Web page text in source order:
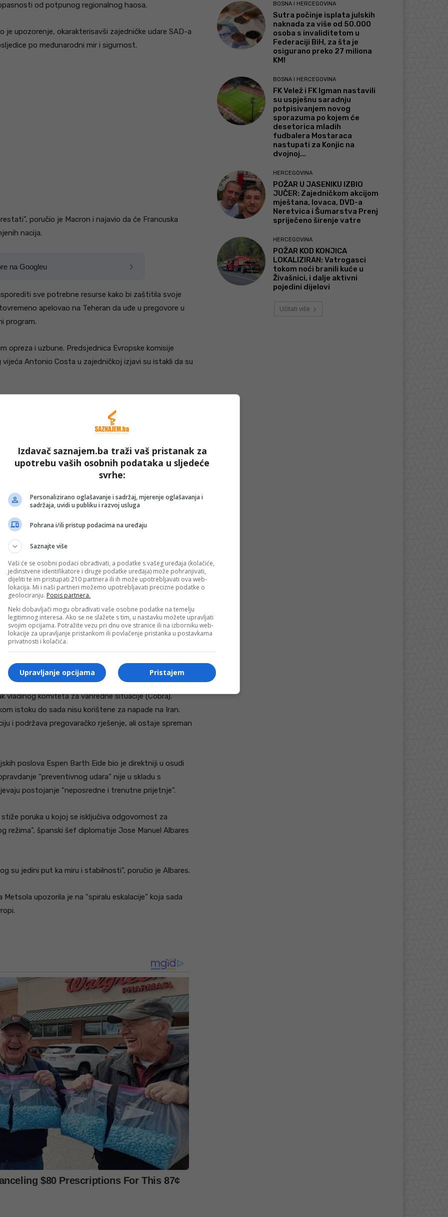
od potpunog regionalnog haosa.
je upozorenje, okarakterisavši zajedničke udare SAD-a
po međunarodni mir i sigurnost.
poručio je Macron i najavio da će Francuska
nacija.
na Googleu
sve potrebne resurse kako bi zaštitila svoje
apelovao na Teheran da uđe u pregovore u
program.
opreza i uzbune. Predsjednica Evropske komisije
Antonio Costa u zajedničkoj izjavi su istakli da su
da je od kritične važnosti osigurati nuklearnu
o neširenju oružja.
je nešto oštriji ton prema Teheranu. Iako je situaciju
je da je iranski režim “ubio hiljade ljudi” te da
ozbiljnu prijetnju globalnoj sigurnosti. Kallas je
Crvenom moru u stanju visoke pripravnosti.
saveznici Washingtona, zvanična Velika Britanija nije
vladinog komiteta za vanredne situacije (Cobra).
istoku do sada nisu korištene za napade na Iran.
i podržava pregovaračko rješenje, ali ostaje spreman
poslova Espen Barth Eide bio je direktniji u osudi
“preventivnog udara” nije u skladu s
postojanje “neposredne i trenutne prijetnje”.
poruka u kojoj se isključiva odgovornost za
režima”, španski šef diplomatije Jose Manuel Albares
su jedini put ka miru i stabilnosti”, poručio je Albares.
upozorila je na “spiralu eskalacije” koja sada
BOSNA I HERCEGOVINA
Sutra počinje isplata julskih
naknada za više od 50.000
osoba s invaliditetom u
Federaciji BiH, za šta je
osigurano preko 27 miliona
KM!
BOSNA I HERCEGOVINA
FK Velež i FK Igman nastavili
su uspješnu saradnju
potpisivanjem novog
sporazuma po kojem će
desetorica mladih
fudbalera Mostaraca
nastupati za Konjic na
dvojnoj...
HERCEGOVINA
POŽAR U JASENIKU IZBIO
JUČER: Zajedničkom akcijom
mještana, lovaca, DVD-a
Neretvica i Šumarstva Prenj
spriječeno širenje vatre
HERCEGOVINA
POŽAR KOD KONJICA
LOKALIZIRAN: Vatrogasci
tokom noći branili kuće u
Živašnici, i dalje aktivni
pojedini dijelovi
Učitati više
Izdavač saznajem.ba traži vaš pristanak za
upotrebu vaših osobnih podataka u sljedeće
svrhe:
Personalizirano oglašavanje i sadržaj, mjerenje oglašavanja i
sadržaja, uvidi u publiku i razvoj usluga
Pohrana i/ili pristup podacima na uređaju
Saznajte više
Vaši će se osobni podaci obrađivati, a podatke s vašeg uređaja (kolačiće,
jedinstvene identifikatore i druge podatke uređaja) može pohranjivati,
dijeliti te im pristupati 210 partnera ili ih može upotrebljavati ova web-
lokacija. Mi i naši partneri možemo upotrebljavati precizne podatke o
geolociranju. Popis partnera.
Neki dobavljači mogu obrađivati vaše osobne podatke na temelju
legitimnog interesa. Ako se ne slažete s tim, u nastavku možete upravljati
svojim opcijama. Potražite vezu pri dnu ove stranice ili na izborniku web-
lokacije za upravljanje pristankom ili povlačenje pristanka u postavkama
privatnosti i kolačića.
Pristajem
Upravljanje opcijama